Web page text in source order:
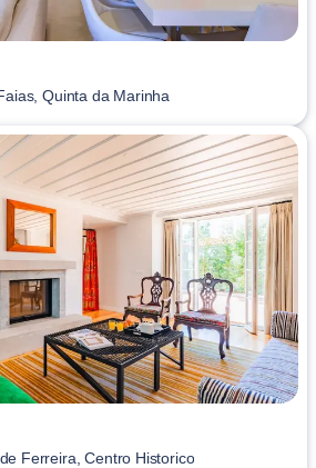
Quinta da Marinha
Ferreira, Centro Historico